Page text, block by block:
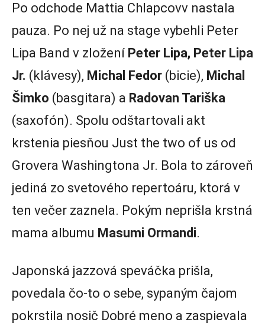
Po odchode Mattia Chlapcovv nastala
pauza. Po nej už na stage vybehli Peter
Lipa Band v zložení Peter Lipa, Peter Lipa
Jr. (klávesy), Michal Fedor (bicie), Michal
Šimko (basgitara) a Radovan Tariška
(saxofón). Spolu odštartovali akt
krstenia piesňou Just the two of us od
Grovera Washingtona Jr. Bola to zároveň
jediná zo svetového repertoáru, ktorá v
ten večer zaznela. Pokým neprišla krstná
mama albumu Masumi Ormandi.
Japonská jazzová speváčka prišla,
povedala čo-to o sebe, sypaným čajom
pokrstila nosič Dobré meno a zaspievala